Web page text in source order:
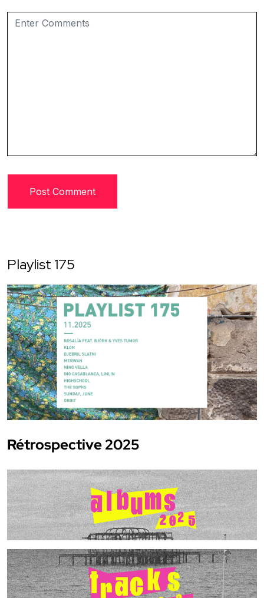
Playlist 175
Rétrospective 2025